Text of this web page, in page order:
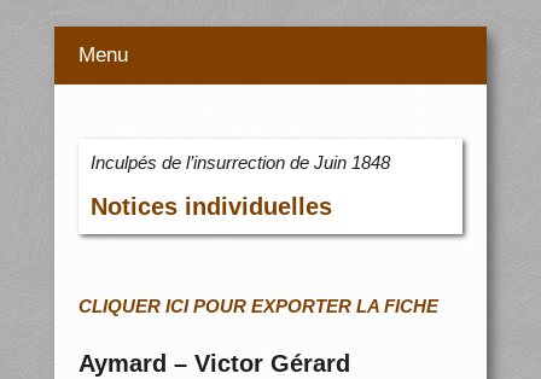
Menu
Inculpés de l’insurrection de Juin 1848
Notices individuelles
CLIQUER ICI POUR EXPORTER LA FICHE
Aymard – Victor Gérard